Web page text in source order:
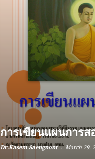
การเขียนแผนการส
Dr.Kasem Saengnont - March 29,